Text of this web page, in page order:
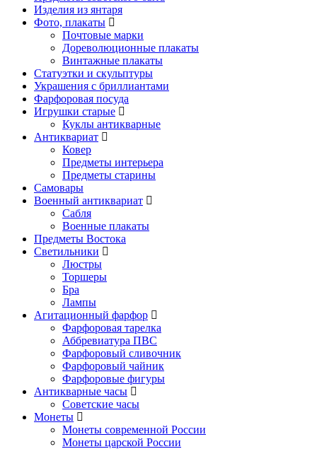
Изделия из янтаря
Фото, плакаты
Почтовые марки
Дореволюционные плакаты
Винтажные плакаты
Статуэтки и скульптуры
Украшения с бриллиантами
Фарфоровая посуда
Игрушки старые
Куклы антикварные
Антиквариат
Ковер
Предметы интерьера
Предметы старины
Самовары
Военный антиквариат
Сабля
Военные плакаты
Предметы Востока
Светильники
Люстры
Торшеры
Бра
Лампы
Агитационный фарфор
Фарфоровая тарелка
Аббревиатура ПВС
Фарфоровый сливочник
Фарфоровый чайник
Фарфоровые фигуры
Антикварные часы
Советские часы
Монеты
Монеты современной России
Монеты царской России